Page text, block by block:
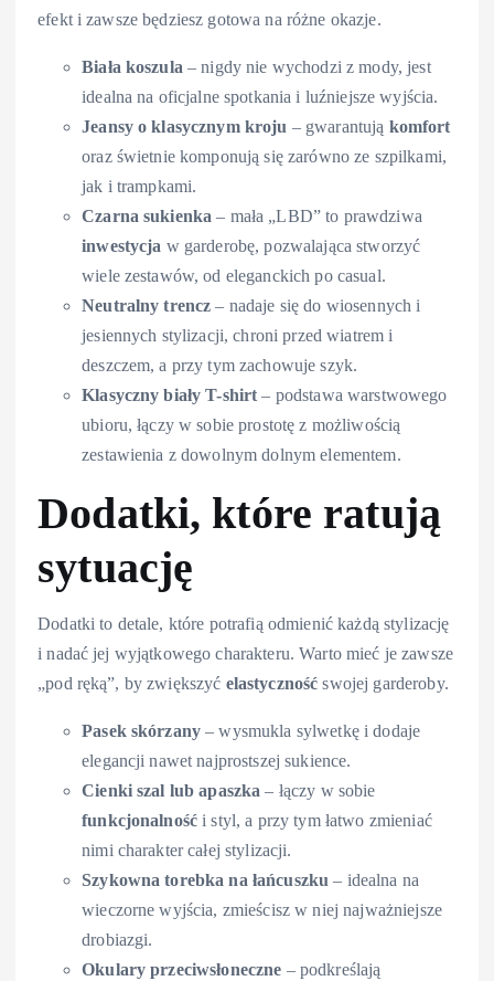
efekt i zawsze będziesz gotowa na różne okazje.
Biała koszula – nigdy nie wychodzi z mody, jest
idealna na oficjalne spotkania i luźniejsze wyjścia.
Jeansy o klasycznym kroju – gwarantują komfort
oraz świetnie komponują się zarówno ze szpilkami,
jak i trampkami.
Czarna sukienka – mała „LBD” to prawdziwa
inwestycja w garderobę, pozwalająca stworzyć
wiele zestawów, od eleganckich po casual.
Neutralny trencz – nadaje się do wiosennych i
jesiennych stylizacji, chroni przed wiatrem i
deszczem, a przy tym zachowuje szyk.
Klasyczny biały T-shirt – podstawa warstwowego
ubioru, łączy w sobie prostotę z możliwością
zestawienia z dowolnym dolnym elementem.
Dodatki, które ratują
sytuację
Dodatki to detale, które potrafią odmienić każdą stylizację
i nadać jej wyjątkowego charakteru. Warto mieć je zawsze
„pod ręką”, by zwiększyć elastyczność swojej garderoby.
Pasek skórzany – wysmukla sylwetkę i dodaje
elegancji nawet najprostszej sukience.
Cienki szal lub apaszka – łączy w sobie
funkcjonalność i styl, a przy tym łatwo zmieniać
nimi charakter całej stylizacji.
Szykowna torebka na łańcuszku – idealna na
wieczorne wyjścia, zmieścisz w niej najważniejsze
drobiazgi.
Okulary przeciwsłoneczne – podkreślają